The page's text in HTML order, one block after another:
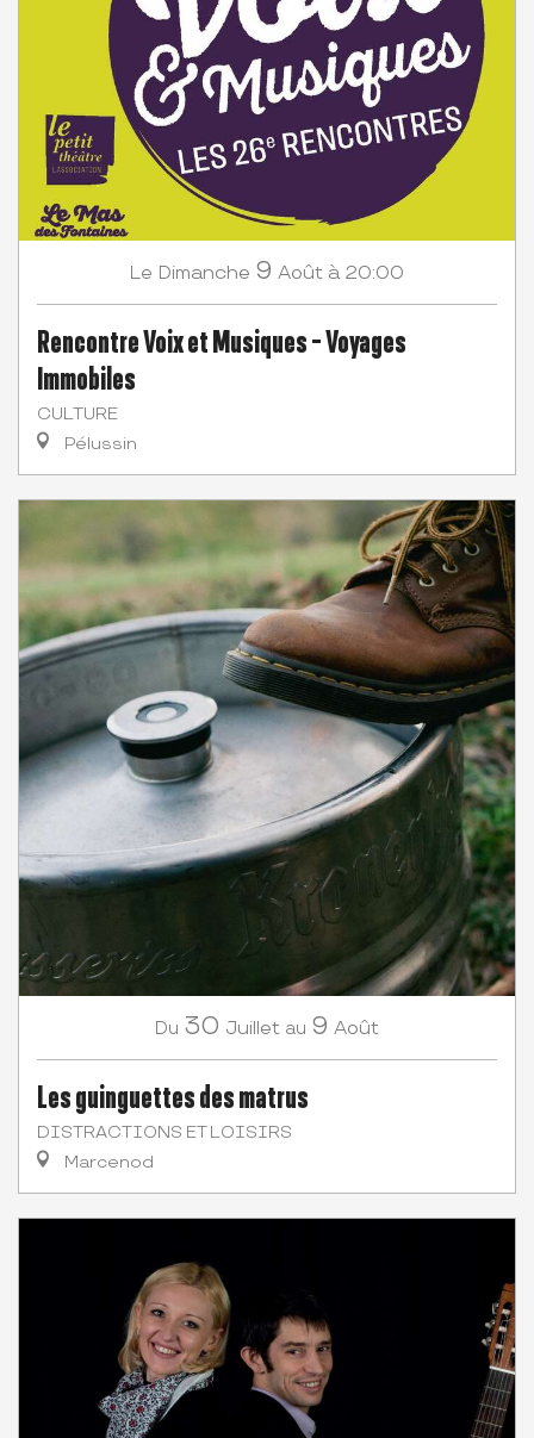
Le Dimanche 9 Août à 20:00
Rencontre Voix et Musiques - Voyages
Immobiles
CULTURE
Pélussin
Du 30 Juillet au 9 Août
Les guinguettes des matrus
DISTRACTIONS ET LOISIRS
Marcenod